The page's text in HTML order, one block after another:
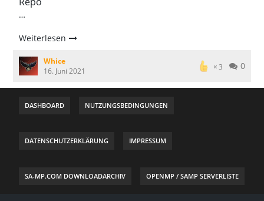
…
Weiterlesen
Whice
16. Juni 2021
3 0
DASHBOARD NUTZUNGSBEDINGUNGEN
DATENSCHUTZERKLÄRUNG IMPRESSUM
SA-MP.COM DOWNLOADARCHIV OPENMP / SAMP SERVERLISTE